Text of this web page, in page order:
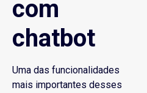
com
chatbot
Uma das funcionalidades
mais importantes desses